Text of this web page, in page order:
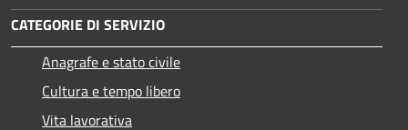
CATEGORIE DI SERVIZIO
Anagrafe e stato civile
Cultura e tempo libero
Vita lavorativa